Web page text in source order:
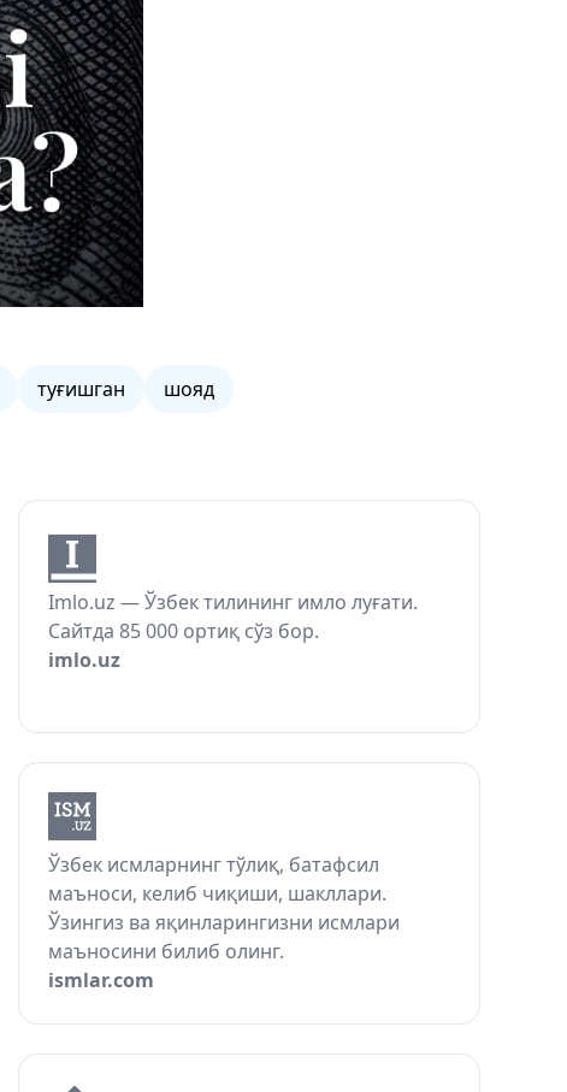
туғишган шояд
Imlo.uz — Ўзбек тилининг имло луғати.
Сайтда 85 000 ортиқ сўз бор.
imlo.uz
Ўзбек исмларнинг тўлиқ, батафсил
маъноси, келиб чиқиши, шакллари.
Ўзингиз ва яқинларингизни исмлари
маъносини билиб олинг.
ismlar.com